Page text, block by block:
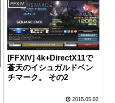
FFXIV
[FFXIV] 4k+DirectX11で
蒼天のイシュガルドベン
チマーク。 その2
2015.05.02